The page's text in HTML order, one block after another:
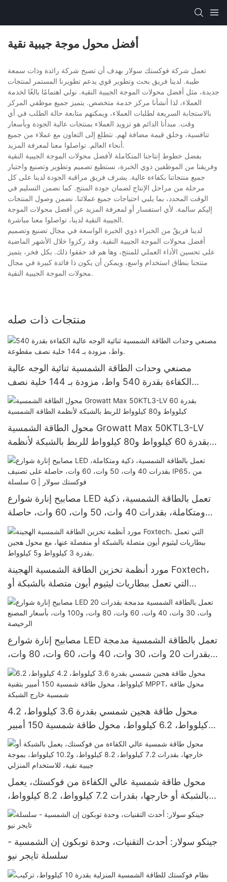
أفضل محول موجة جيبية نقية
تعمل شركة فوكستك سولار بهدف أن تصبح شركة رائدة وذات سمعة
طيبة. لدينا فريق بحث وتطوير قوي يدعم تطويرنا المستمر لمنتجات
جديدة، مثل أفضل محولات الموجة الجيبية النقية. نولي اهتمامًا بالغًا لخدمة
العملاء، لذا أنشأنا مركز خدمة متخصص. يتميز جميع موظفي المركز
بالاستجابة السريعة لطلبات العملاء، ويمكنهم متابعة حالة الطلب في أي
وقت. مبدأنا الدائم هو تزويد العملاء بمنتجات عالية الجودة وبأسعار
تنافسية، وخلق قيمة مضافة لهم. نتطلع إلى التعاون مع عملاء من جميع
أنحاء العالم. تواصلوا معنا لمعرفة المزيد.
بفضل خطوط إنتاجنا المتكاملة لأفضل محولات الموجة الجيبية النقية
وفريقنا من الموظفين ذوي الخبرة، نستطيع تصميم وتطوير وتصنيع واختبار
جميع منتجاتنا بكفاءة عالية. يشرف فريق مراقبة الجودة لدينا على كل
مرحلة من مراحل الإنتاج لضمان جودة المنتج. كما نضمن التسليم في
الوقت المحدد، بما يلبي احتياجات جميع عملائنا. نضمن وصول المنتجات
إليكم سالمة. لأي استفسار أو لمعرفة المزيد عن أفضل محولات الموجة
الجيبية النقية لدينا، تواصلوا معنا مباشرة.
لدينا فريقٌ من الخبراء ذوي الخبرة الواسعة في مجال تصنيع وتصميم
أفضل محولات الموجة الجيبية النقية. وقد ركزوا خلال الأشهر الماضية
على تحسين الأداء العملي للمنتج، وها هم قد حققوا ذلك. بكل فخر، يتميز
منتجنا بنطاق استخدام واسع، ويمكن أن يكون ذا فائدة كبيرة في مجال
محولات الموجة الجيبية النقية.
منتجات ذات صله
مصنعي وحدات الطاقة الشمسية ثنائية الوجه عالية
الكفاءة بقدرة 540 واط، مزودة بـ 144 خلية نصف
مقطوعة.
محول الطاقة الشمسية Growatt Max 50KTL3-LV
بقدرة 60 كيلوواط و80 كيلوواط للربط بالشبكة لأنظمة
الطاقة الشمسية
مصابيح إنارة شوارع LED تعمل بالطاقة الشمسية، ذكية
ومتكاملة، بقدرات 40 وات، 50 وات، 60 وات، حاصلة
على تصنيف IP65، من سلسلة G | فوكستك سولار
مورد أنظمة تخزين الطاقة الشمسية الهجينة Foxtech،
التي تعمل ببطاريات ليثيوم أيون متصلة بالشبكة أو
منفصلة عنها، مع محول هجين بقدرة 3 كيلوواط و5
كيلوواط.
مصابيح إنارة شوارع LED تعمل بالطاقة الشمسية مدمجة
بقدرات 20 وات، 30 وات، 40 وات، 60 وات، 80 وات،
محول طاقة هجين شمسي بقدرة 3.6 كيلوواط، 4.2
كيلوواط، 6.2 كيلوواط، محول طاقة شمسية 150 أمبير
بتقنية MPPT، محول طاقة شمسية خارج الشبكة
محول طاقة شمسية عالي الكفاءة من فوكستك، يعمل
بالشبكة أو خارجها، بقدرات 7.2 كيلوواط، 8.2 كيلوواط،
جينكو سولار: أحدث التقنيات، وحدة توبكون إن الشمسية -
سلسلة تايجر نيو